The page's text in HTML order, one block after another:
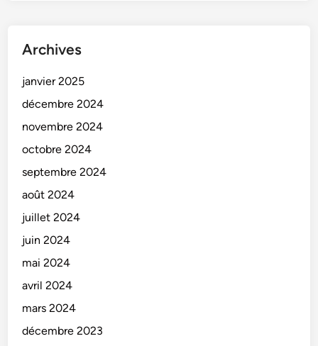
Archives
janvier 2025
décembre 2024
novembre 2024
octobre 2024
septembre 2024
août 2024
juillet 2024
juin 2024
mai 2024
avril 2024
mars 2024
décembre 2023